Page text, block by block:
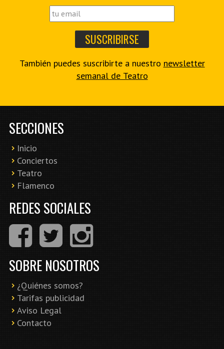
También puedes suscribirte a nuestro newsletter
semanal de Teatro
SECCIONES
Inicio
Conciertos
Teatro
Flamenco
REDES SOCIALES
SOBRE NOSOTROS
¿Quiénes somos?
Tarifas publicidad
Aviso Legal
Contacto